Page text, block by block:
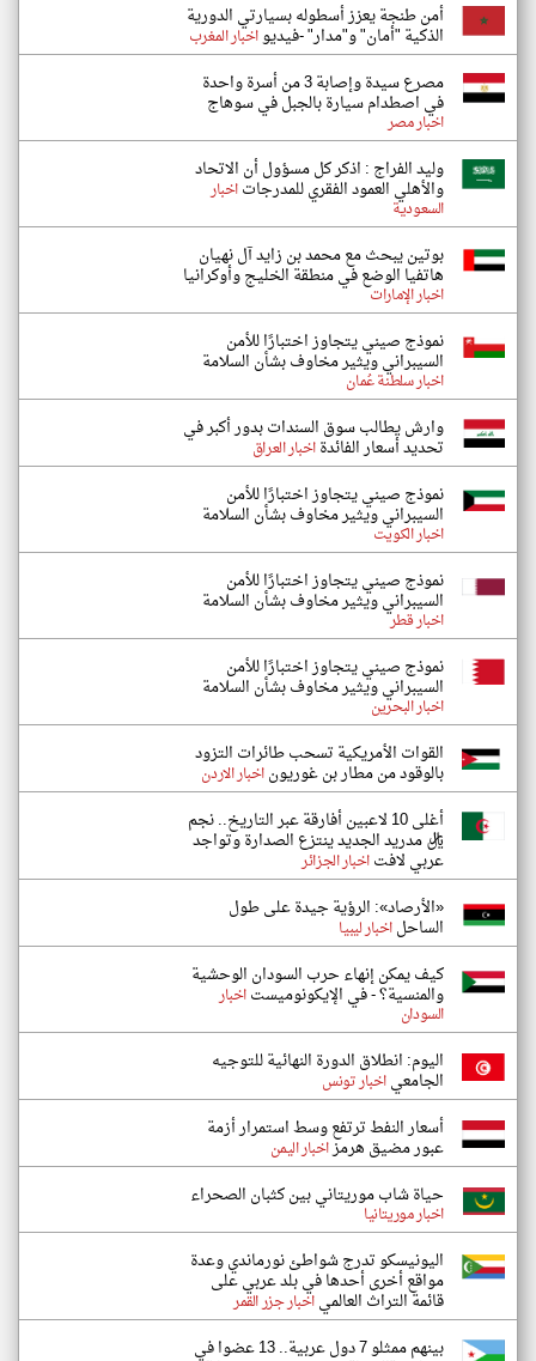
أمن طنجة يعزز أسطوله بسيارتي الدورية
الذكية "أمان" و"مدار" -فيديواخبار المغرب
مصرع سيدة وإصابة 3 من أسرة واحدة
في اصطدام سيارة بالجبل في سوهاج
اخبار مصر
وليد الفراج : اذكر كل مسؤول أن الاتحاد
والأهلي العمود الفقري للمدرجاتاخبار
السعودية
بوتين يبحث مع محمد بن زايد آل نهيان
هاتفيا الوضع في منطقة الخليج وأوكرانيا
اخبار الإمارات
نموذج صيني يتجاوز اختبارًا للأمن
السيبراني ويثير مخاوف بشأن السلامة
اخبار سلطنة عُمان
وارش يطالب سوق السندات بدور أكبر في
تحديد أسعار الفائدةاخبار العراق
نموذج صيني يتجاوز اختبارًا للأمن
السيبراني ويثير مخاوف بشأن السلامة
اخبار الكويت
نموذج صيني يتجاوز اختبارًا للأمن
السيبراني ويثير مخاوف بشأن السلامة
اخبار قطر
نموذج صيني يتجاوز اختبارًا للأمن
السيبراني ويثير مخاوف بشأن السلامة
اخبار البحرين
القوات الأمريكية تسحب طائرات التزود
بالوقود من مطار بن غوريوناخبار الاردن
أغلى 10 لاعبين أفارقة عبر التاريخ.. نجم
ريال مدريد الجديد ينتزع الصدارة وتواجد
عربي لافتاخبار الجزائر
«الأرصاد»: الرؤية جيدة على طول
الساحلاخبار ليبيا
كيف يمكن إنهاء حرب السودان الوحشية
والمنسية؟ - في الإيكونوميستاخبار
السودان
اليوم: انطلاق الدورة النهائية للتوجيه
الجامعياخبار تونس
أسعار النفط ترتفع وسط استمرار أزمة
عبور مضيق هرمزاخبار اليمن
حياة شاب موريتاني بين كثبان الصحراء
اخبار موريتانيا
اليونيسكو تدرج شواطئ نورماندي وعدة
مواقع أخرى أحدها في بلد عربي على
قائمة التراث العالمياخبار جزر القمر
بينهم ممثلو 7 دول عربية.. 13 عضوا في